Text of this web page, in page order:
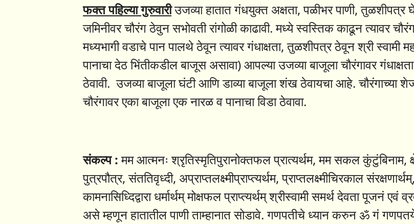
फक्त पहिल्या गुरुवारीउजव्या हातात गंधयुक्त अक्षता, पळीभर पाणी, तुळशीपत्र
जमिनीवर चौरंग ठेवुन सभोवती रांगोळी काढावी. मध्ये स्वस्तिक काढून
मध्यभागी वडाचे पान पालथे ठेवून त्यावर गंधाक्षता, तुळशीपत्र ठेवून श्री स्वामी
पानाचा देठ भिंतीकडील बाजूस असावा) आपल्या उजव्या बाजूला चौरंगावर
ठेवावी. उजव्या बाजूला घंटी आणि डाव्या बाजूला शंख ठेवायचा आहे. चौरंगाच्या
चौरंगावर एका बाजूला एक नारळ व पानाचा विडा ठेवावा.
संकल्प :मम आत्मनः श्रृतिस्मृतिपुरानोक्तफल प्रात्यर्थम, मम सकल कुंटुंबिनाम,
पुत्रपौत्र, संततिवृध्दी, अप्राप्तलक्ष्मीप्राप्त्यर्थम, प्राप्तलक्ष्मीचिरकाल
कामनासिध्दिद्वारा धर्मार्थम् मोक्षफल प्राप्त्यर्थम् श्रीस्वामी समर्थ देवता पूजनं
असे म्हणून हातातील पाणी ताम्हानात सोडावे. गणपतीचे ध्यान करुन ॐ गं